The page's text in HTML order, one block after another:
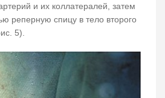
и их коллатералей, затем
реперную спицу в тело второго
5).